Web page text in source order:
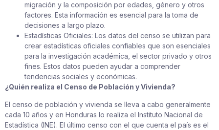
migración y la composición por edades, género y otros
factores. Esta información es esencial para la toma de
decisiones a largo plazo.
Estadísticas Oficiales: Los datos del censo se utilizan para
crear estadísticas oficiales confiables que son esenciales
para la investigación académica, el sector privado y otros
fines. Estos datos pueden ayudar a comprender
tendencias sociales y económicas.
¿Quién realiza el Censo de Población y Vivienda?
El censo de población y vivienda se lleva a cabo generalmente
cada 10 años y en Honduras lo realiza el Instituto Nacional de
Estadística (INE). El último censo con el que cuenta el país es el